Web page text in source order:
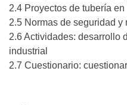
2.4 Proyectos de tubería en
2.5 Normas de seguridad y
2.6 Actividades: desarrollo
industrial
2.7 Cuestionario: